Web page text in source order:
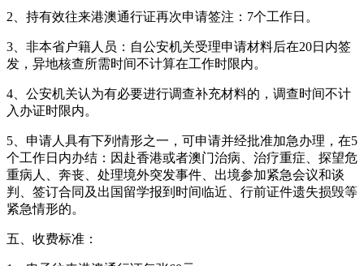
2、持有效往来港澳通行证再次申请签注：7个工作日。
3、非本省户籍人员：自公安机关受理申请材料后在20日内签
发，异地核查所需时间不计算在工作时限内。
4、公安机关认为有必要进行调查补充材料的，调查时间不计
入办证时限内。
5、申请人具有下列情形之一，可申请并经批准加急办理，在5
个工作日内办结：因赴香港或者澳门治病、治疗重症、探望危
重病人、奔丧、处理境外突发事件、出境参加紧急会议和谈
判、签订合同及出国留学报到时间临近、行前证件遗失损毁等
紧急情形的。
五、收费标准：